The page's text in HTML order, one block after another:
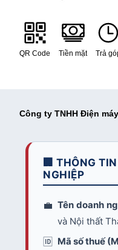
QR Code Tiền mặt Trả
Công ty TNHH Điện
🏢 THÔNG
NGHIỆP
💼 Tên doanh
và Nội thất
🆔 Mã số thuế